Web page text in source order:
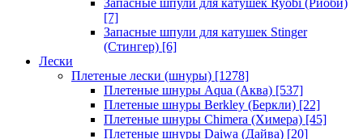
Запасные шпули для катушек Ryobi (Риоби)
[7]
Запасные шпули для катушек Stinger
(Стингер) [6]
Лески
Плетеные лески (шнуры) [1278]
Плетеные шнуры Aqua (Аква) [537]
Плетеные шнуры Berkley (Беркли) [22]
Плетеные шнуры Chimera (Химера) [45]
Плетеные шнуры Daiwa (Дайва) [20]